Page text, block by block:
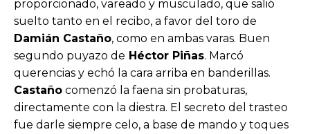
proporcionado, vareado y musculado, que salió
suelto tanto en el recibo, a favor del toro de
Damián Castaño, como en ambas varas. Buen
segundo puyazo de Héctor Piñas. Marcó
querencias y echó la cara arriba en banderillas.
Castaño comenzó la faena sin probaturas,
directamente con la diestra. El secreto del trasteo
fue darle siempre celo, a base de mando y toques